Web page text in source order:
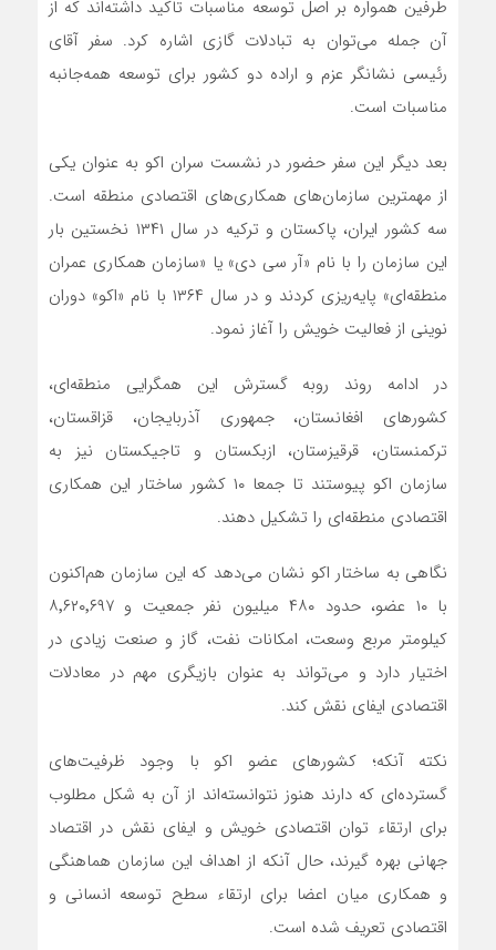
طرفین همواره بر اصل توسعه مناسبات تاکید داشته‌اند که از
آن جمله می‌توان به تبادلات گازی اشاره کرد. سفر آقای
رئیسی نشانگر عزم و اراده دو کشور برای توسعه همه‌جانبه
مناسبات است.
بعد دیگر این سفر حضور در نشست سران اکو به عنوان یکی
از مهمترین سازمان‌های همکاری‌های اقتصادی منطقه است.
سه کشور ایران، پاکستان و ترکیه در سال ۱۳۴۱ نخستین بار
این سازمان را با نام «آر سی دی» یا «سازمان همکاری عمران
منطقه‌ای» پایه‌ریزی کردند و در سال ۱۳۶۴ با نام «اکو» دوران
نوینی از فعالیت خویش را آغاز نمود.
در ادامه روند روبه گسترش این همگرایی منطقه‌ای،
کشورهای افغانستان، جمهوری آذربایجان، قزاقستان،
ترکمنستان، قرقیزستان، ازبکستان و تاجیکستان نیز به
سازمان اکو پیوستند تا جمعا ۱۰ کشور ساختار این همکاری
اقتصادی منطقه‌ای را تشکیل دهند.
نگاهی به ساختار اکو نشان می‌دهد که این سازمان هم‌اکنون
با ۱۰ عضو، حدود ۴۸۰ میلیون نفر جمعیت و ۸٬۶۲۰٬۶۹۷
کیلومتر مربع وسعت، امکانات نفت، گاز و صنعت زیادی در
اختیار دارد و می‌تواند به عنوان بازیگری مهم در معادلات
اقتصادی ایفای نقش کند.
نکته آنکه؛ کشورهای عضو اکو با وجود ظرفیت‌های
گسترده‌ای که دارند هنوز نتوانسته‌اند از آن به شکل مطلوب
برای ارتقاء توان اقتصادی خویش و ایفای نقش در اقتصاد
جهانی بهره گیرند، حال آنکه از اهداف این سازمان هماهنگی
و همکاری میان اعضا برای ارتقاء سطح توسعه انسانی و
اقتصادی تعریف شده است.